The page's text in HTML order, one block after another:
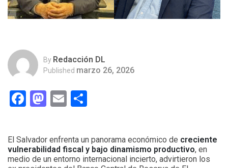
By Redacción DL
Published marzo 26, 2026
Facebook
Mastodon
Email
El Salvador enfrenta un panorama económico de creciente
vulnerabilidad fiscal y bajo dinamismo productivo, en
medio de un entorno internacional incierto, advirtieron los